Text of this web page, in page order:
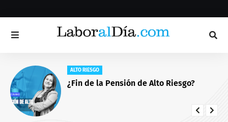
ALTO RIESGO
¿Fin de la Pensión de Alto Riesgo?